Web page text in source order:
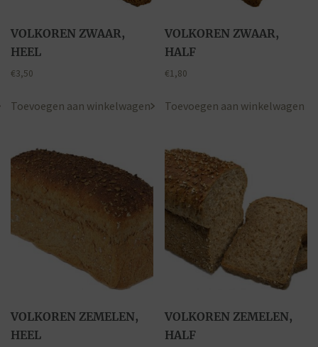
VOLKOREN ZWAAR,
HEEL
€3,50
Toevoegen aan winkelwagen
VOLKOREN ZWAAR,
HALF
€1,80
Toevoegen aan winkelwagen
VOLKOREN ZEMELEN,
HEEL
VOLKOREN ZEMELEN,
HALF